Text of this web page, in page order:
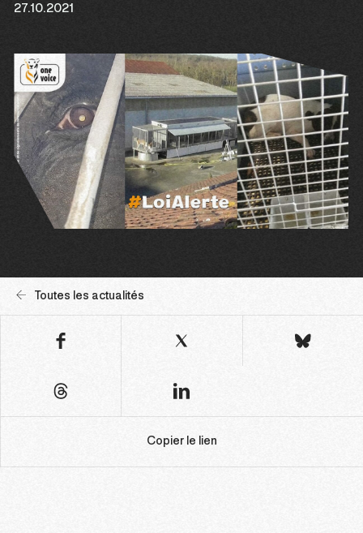
27.10.2021
Toutes les actualités
Copier le lien